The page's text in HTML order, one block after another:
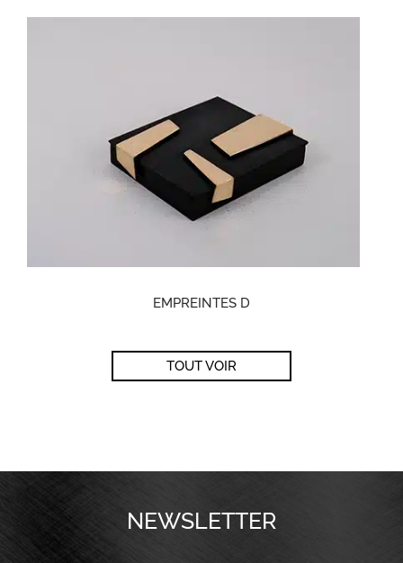
EMPREINTES D
TOUT VOIR
NEWSLETTER